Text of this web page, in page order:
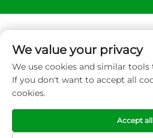
저작권 © 2025 Xuzhou
equipment Co.,LTD.
We value your privacy
We use cookies and similar
If you don't want to accept all
cookies.
Accept all